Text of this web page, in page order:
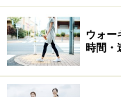
ウォー
時間・